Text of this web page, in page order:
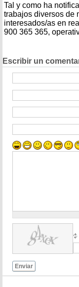
Tal y como ha
trabajos diversos de
interesados/as en
900 365 365,
Escribir un
Enviar